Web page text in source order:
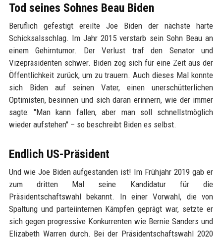
Tod seines Sohnes Beau Biden
Beruflich gefestigt ereilte Joe Biden der nächste harte
Schicksalsschlag. Im Jahr 2015 verstarb sein Sohn Beau an
einem Gehirntumor. Der Verlust traf den Senator und
Vizepräsidenten schwer. Biden zog sich für eine Zeit aus der
Öffentlichkeit zurück, um zu trauern. Auch dieses Mal konnte
sich Biden auf seinen Vater, einen unerschütterlichen
Optimisten, besinnen und sich daran erinnern, wie der immer
sagte: "Man kann fallen, aber man soll schnellstmöglich
wieder aufstehen" – so beschreibt Biden es selbst.
Endlich US-Präsident
Und wie Joe Biden aufgestanden ist! Im Frühjahr 2019 gab er
zum dritten Mal seine Kandidatur für die
Präsidentschaftswahl bekannt. In einer Vorwahl, die von
Spaltung und parteiinternen Kämpfen geprägt war, setzte er
sich gegen progressive Konkurrenten wie Bernie Sanders und
Elizabeth Warren durch. Bei der Präsidentschaftswahl 2020